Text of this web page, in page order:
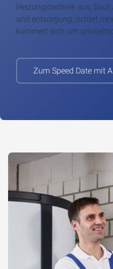
Heizungstechnik aus, baut
und entsorgung, richtet
kümmert sich um
Zum Speed Date mit